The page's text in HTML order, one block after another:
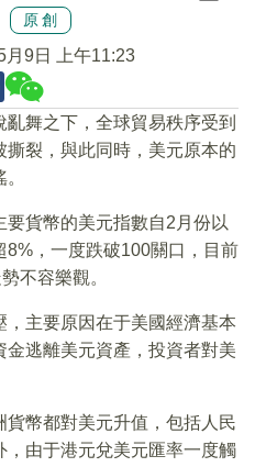
原創
月9日 上午11:23
舞之下，全球貿易秩序受到
裂，與此同時，美元原本的
貨幣的美元指數自2月份以
8%，一度跌破100關口，目前
不容樂觀。
主要原因在于美國經濟基本
逃離美元資產，投資者對美
幣都對美元升值，包括人民
由于港元兌美元匯率一度觸